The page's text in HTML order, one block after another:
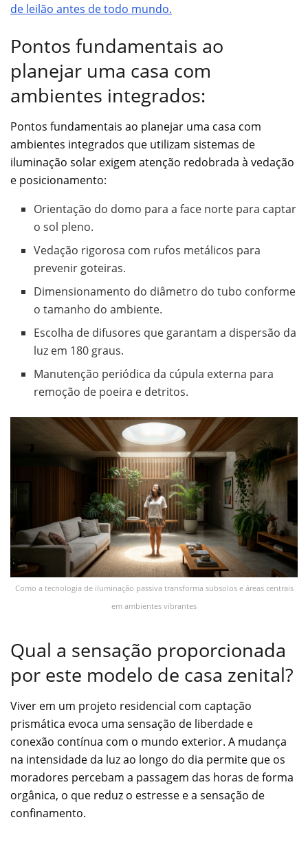
de leilão antes de todo mundo.
Pontos fundamentais ao
planejar uma casa com
ambientes integrados:
Pontos fundamentais ao planejar uma casa com
ambientes integrados que utilizam sistemas de
iluminação solar exigem atenção redobrada à vedação
e posicionamento:
Orientação do domo para a face norte para captar
o sol pleno.
Vedação rigorosa com rufos metálicos para
prevenir goteiras.
Dimensionamento do diâmetro do tubo conforme
o tamanho do ambiente.
Escolha de difusores que garantam a dispersão da
luz em 180 graus.
Manutenção periódica da cúpula externa para
remoção de poeira e detritos.
Como a tecnologia de iluminação passiva transforma subsolos e áreas centrais
em ambientes vibrantes
Qual a sensação proporcionada
por este modelo de casa zenital?
Viver em um projeto residencial com captação
prismática evoca uma sensação de liberdade e
conexão contínua com o mundo exterior. A mudança
na intensidade da luz ao longo do dia permite que os
moradores percebam a passagem das horas de forma
orgânica, o que reduz o estresse e a sensação de
confinamento.